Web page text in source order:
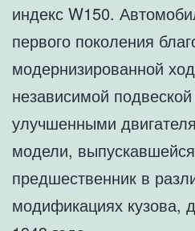
индекс W150.
первого поколения
модернизированной
независимой
улучшенными
модели,
предшественник в
модификациях кузова,